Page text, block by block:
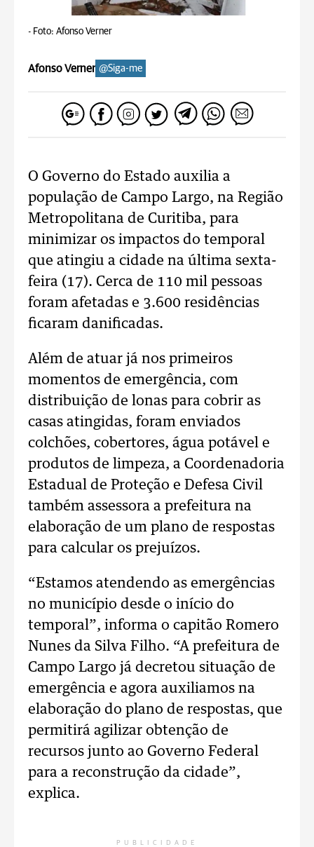
- Foto: Afonso Verner
Afonso Verner @Siga-me
O Governo do Estado auxilia a
população de Campo Largo, na Região
Metropolitana de Curitiba, para
minimizar os impactos do temporal
que atingiu a cidade na última sexta-
feira (17). Cerca de 110 mil pessoas
foram afetadas e 3.600 residências
ficaram danificadas.
Além de atuar já nos primeiros
momentos de emergência, com
distribuição de lonas para cobrir as
casas atingidas, foram enviados
colchões, cobertores, água potável e
produtos de limpeza, a Coordenadoria
Estadual de Proteção e Defesa Civil
também assessora a prefeitura na
elaboração de um plano de respostas
para calcular os prejuízos.
“Estamos atendendo as emergências
no município desde o início do
temporal”, informa o capitão Romero
Nunes da Silva Filho. “A prefeitura de
Campo Largo já decretou situação de
emergência e agora auxiliamos na
elaboração do plano de respostas, que
permitirá agilizar obtenção de
recursos junto ao Governo Federal
para a reconstrução da cidade”,
explica.
PUBLICIDADE